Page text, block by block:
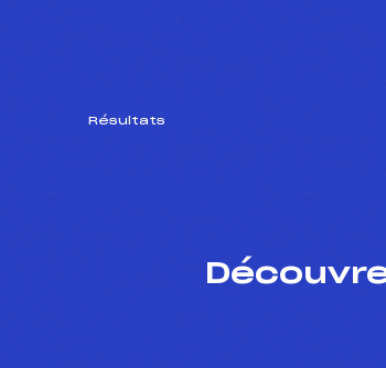
Résultats